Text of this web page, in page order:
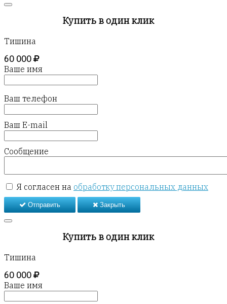
Купить в один клик
Тишина
60 000
Ваше имя
Ваш телефон
Ваш E-mail
Сообщение
Я согласен на обработку персональных данных
Отправить Закрыть
Купить в один клик
Тишина
60 000
Ваше имя